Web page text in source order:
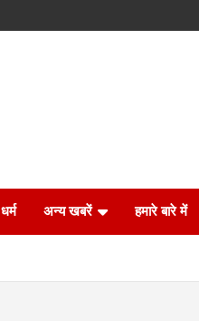
धर्म अन्य खबरें हमारे बारे में